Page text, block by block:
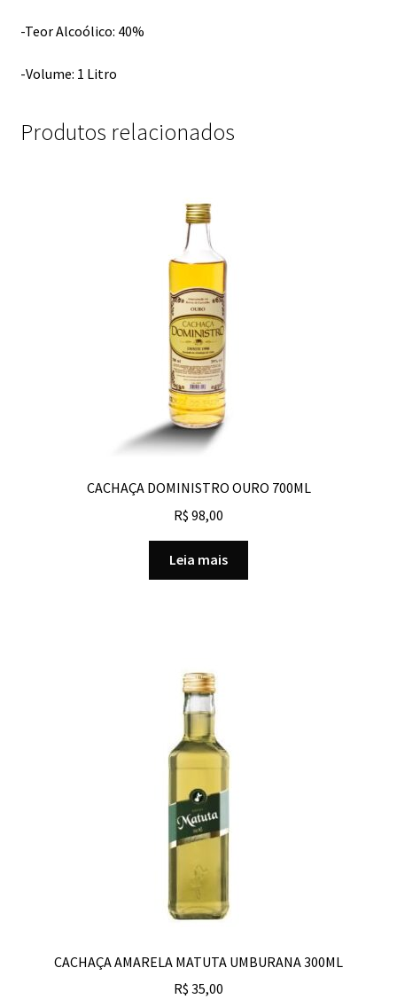
-Teor Alcoólico: 40%
-Volume: 1 Litro
Produtos relacionados
CACHAÇA DOMINISTRO OURO 700ML
R$ 98,00
Leia mais
CACHAÇA AMARELA MATUTA UMBURANA 300ML
R$ 35,00